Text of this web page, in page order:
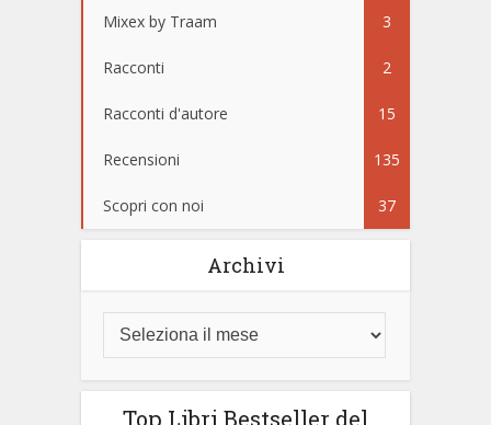
Mixex by Traam 3
Racconti 2
Racconti d'autore 15
Recensioni 135
Scopri con noi 37
Archivi
Top Libri Bestseller del